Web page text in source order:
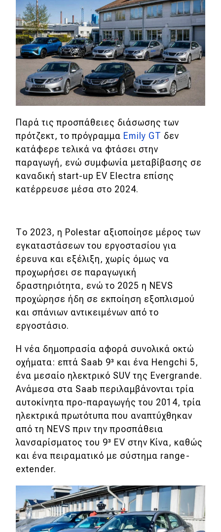
Classic
Νέα
Παρουσιάσεις
DRIVE Away
Μεταχειρισμένο
Οδηγός αγοράς
Συμβουλές
Συμβουλές
ΚΤΕΟ
Οδική βοήθεια
eDRIVE
Παρά τις προσπάθειες διάσωσης των
πρότζεκτ, το πρόγραμμα Emily GT δεν
κατάφερε τελικά να φτάσει στην
παραγωγή, ενώ συμφωνία μεταβίβασης σε
καναδική start-up EV Electra επίσης
κατέρρευσε μέσα στο 2024.
Το 2023, η Polestar αξιοποίησε μέρος των
εγκαταστάσεων του εργοστασίου για
έρευνα και εξέλιξη, χωρίς όμως να
προχωρήσει σε παραγωγική
δραστηριότητα, ενώ το 2025 η NEVS
προχώρησε ήδη σε εκποίηση εξοπλισμού
και σπάνιων αντικειμένων από το
εργοστάσιο.
Η νέα δημοπρασία αφορά συνολικά οκτώ
οχήματα: επτά Saab 9³ και ένα Hengchi 5,
ένα μεσαίο ηλεκτρικό SUV της Evergrande.
Ανάμεσα στα Saab περιλαμβάνονται τρία
αυτοκίνητα προ-παραγωγής του 2014, τρία
ηλεκτρικά πρωτότυπα που αναπτύχθηκαν
από τη NEVS πριν την προσπάθεια
λανσαρίσματος του 9³ EV στην Κίνα, καθώς
και ένα πειραματικό με σύστημα range-
extender.